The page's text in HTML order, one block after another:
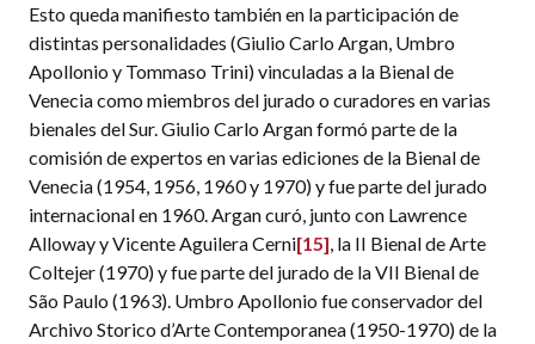
Esto queda manifiesto también en la participación de
distintas personalidades (Giulio Carlo Argan, Umbro
Apollonio y Tommaso Trini) vinculadas a la Bienal de
Venecia como miembros del jurado o curadores en varias
bienales del Sur. Giulio Carlo Argan formó parte de la
comisión de expertos en varias ediciones de la Bienal de
Venecia (1954, 1956, 1960 y 1970) y fue parte del jurado
internacional en 1960. Argan curó, junto con Lawrence
Alloway y Vicente Aguilera Cerni[15], la II Bienal de Arte
Coltejer (1970) y fue parte del jurado de la VII Bienal de
São Paulo (1963). Umbro Apollonio fue conservador del
Archivo Storico d’Arte Contemporanea (1950-1970) de la